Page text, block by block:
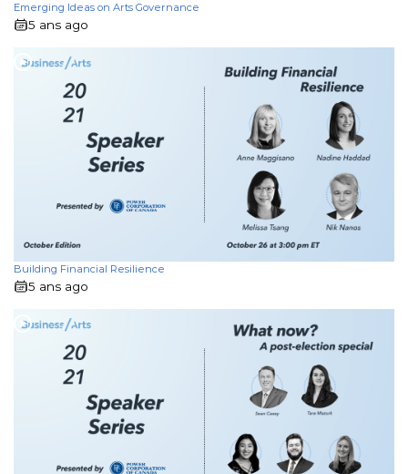
Emerging Ideas on Arts Governance
5 ans ago
Building Financial Resilience
5 ans ago